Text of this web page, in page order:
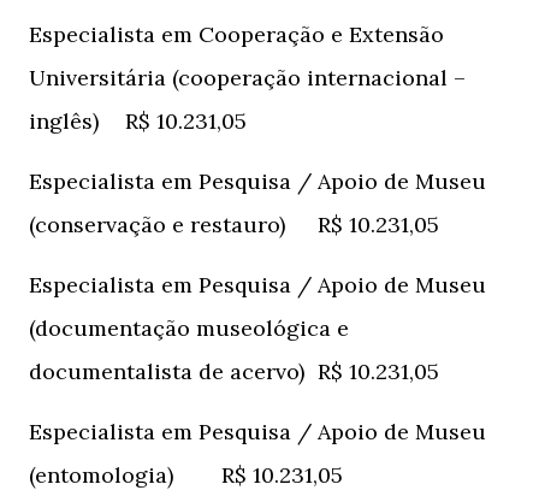
Especialista em Cooperação e Extensão
Universitária (cooperação internacional –
inglês)
R$ 10.231,05
Especialista em Pesquisa / Apoio de Museu
(conservação e restauro)
R$ 10.231,05
Especialista em Pesquisa / Apoio de Museu
(documentação museológica e
documentalista de acervo) R$ 10.231,05
Especialista em Pesquisa / Apoio de Museu
(entomologia)
R$ 10.231,05